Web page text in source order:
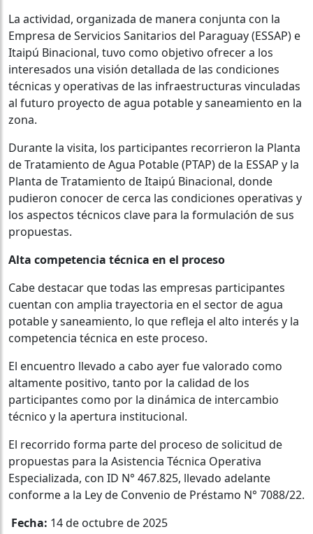
La actividad, organizada de manera conjunta con la
Empresa de Servicios Sanitarios del Paraguay (ESSAP) e
Itaipú Binacional, tuvo como objetivo ofrecer a los
interesados una visión detallada de las condiciones
técnicas y operativas de las infraestructuras vinculadas
al futuro proyecto de agua potable y saneamiento en la
zona.
Durante la visita, los participantes recorrieron la Planta
de Tratamiento de Agua Potable (PTAP) de la ESSAP y la
Planta de Tratamiento de Itaipú Binacional, donde
pudieron conocer de cerca las condiciones operativas y
los aspectos técnicos clave para la formulación de sus
propuestas.
Alta competencia técnica en el proceso
Cabe destacar que todas las empresas participantes
cuentan con amplia trayectoria en el sector de agua
potable y saneamiento, lo que refleja el alto interés y la
competencia técnica en este proceso.
El encuentro llevado a cabo ayer fue valorado como
altamente positivo, tanto por la calidad de los
participantes como por la dinámica de intercambio
técnico y la apertura institucional.
El recorrido forma parte del proceso de solicitud de
propuestas para la Asistencia Técnica Operativa
Especializada, con ID N° 467.825, llevado adelante
conforme a la Ley de Convenio de Préstamo N° 7088/22.
Fecha: 14 de octubre de 2025